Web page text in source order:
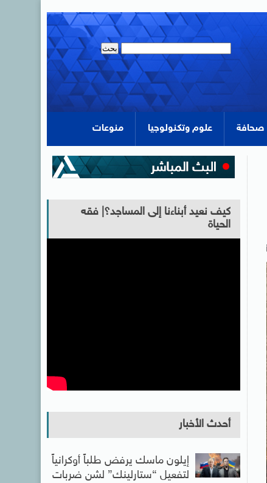
صحافة علوم وتكنولوجيا منوعات
كيف نعيد أبناءنا إلى المساجد؟| فقه
الحياة
أحدث الأخبار
إيلون ماسك يرفض طلباً أوكرانياً
لتفعيل “ستارلينك” لشن ضربات